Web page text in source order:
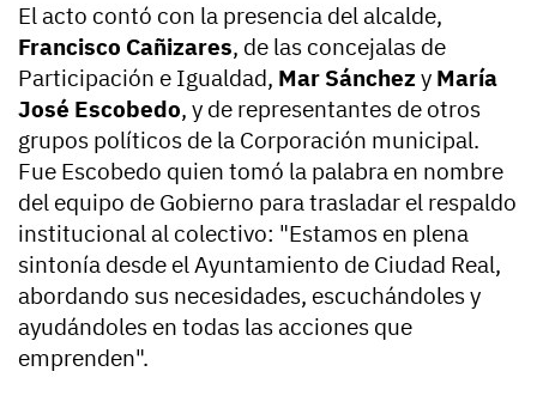
El acto contó con la presencia del alcalde,
Francisco Cañizares, de las concejalas de
Participación e Igualdad, Mar Sánchezy María
José Escobedo, y de representantes de otros
grupos políticos de la Corporación municipal.
Fue Escobedo quien tomó la palabra en nombre
del equipo de Gobierno para trasladar el respaldo
institucional al colectivo: "Estamos en plena
sintonía desde el Ayuntamiento de Ciudad Real,
abordando sus necesidades, escuchándoles y
ayudándoles en todas las acciones que
emprenden".